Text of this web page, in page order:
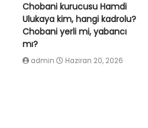
Chobani kurucusu Hamdi
Ulukaya kim, hangi kadrolu?
Chobani yerli mi, yabancı
mı?
admin Haziran 20, 2026